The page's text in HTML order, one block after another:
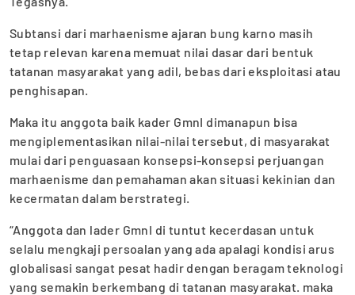
Subtansi dari marhaenisme ajaran bung karno masih
tetap relevan karena memuat nilai dasar dari bentuk
tatanan masyarakat yang adil, bebas dari eksploitasi atau
penghisapan.
Maka itu anggota baik kader GmnI dimanapun bisa
mengiplementasikan nilai-nilai tersebut, di masyarakat
mulai dari penguasaan konsepsi-konsepsi perjuangan
marhaenisme dan pemahaman akan situasi kekinian dan
kecermatan dalam berstrategi.
“Anggota dan lader GmnI di tuntut kecerdasan untuk
selalu mengkaji persoalan yang ada apalagi kondisi arus
globalisasi sangat pesat hadir dengan beragam teknologi
yang semakin berkembang di tatanan masyarakat. maka